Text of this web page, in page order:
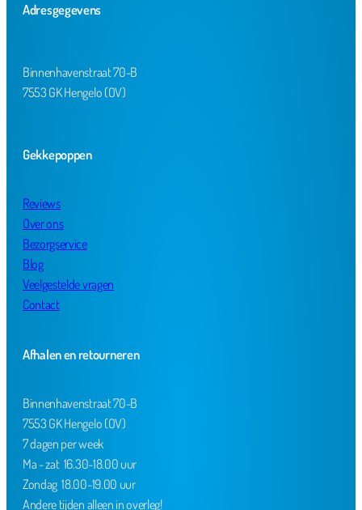
Adresgegevens
Binnenhavenstraat 70-B
7553 GK Hengelo (OV)
Gekkepoppen
Reviews
Over ons
Bezorgservice
Blog
Veelgestelde vragen
Contact
Afhalen en retourneren
Binnenhavenstraat 70-B
7553 GK Hengelo (OV)
7 dagen per week
Ma - zat 16.30-18.00 uur
Zondag 18.00-19.00 uur
Andere tijden alleen in overleg!